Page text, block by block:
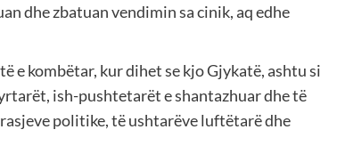
dhe zbatuan vendimin sa cinik, aq edhe
e kombëtar, kur dihet se kjo Gjykatë, ashtu si
ish-pushtetarët e shantazhuar dhe të
politike, të ushtarëve luftëtarë dhe